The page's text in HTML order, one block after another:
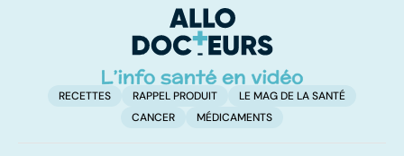
RECETTES RAPPEL PRODUIT
LE MAG DE LA SANTÉ
CANCER
MÉDICAMENTS